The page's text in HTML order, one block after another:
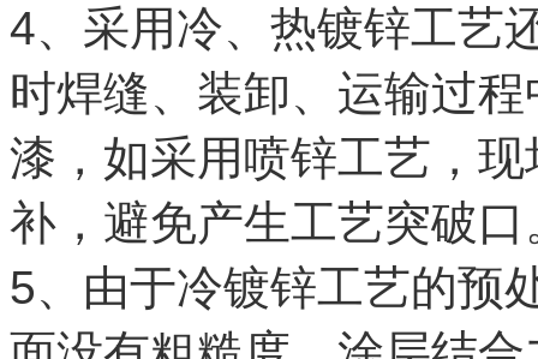
4、采用冷、热镀锌工艺
时焊缝、装卸、运输过
漆，如采用喷锌工艺，
补，避免产生工艺突破口
5、由于冷镀锌工艺的预